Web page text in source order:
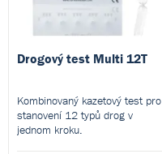
Drogový test Multi 12T
Kombinovaný kazetový test pro
stanovení 12 typů drog v
jednom kroku.